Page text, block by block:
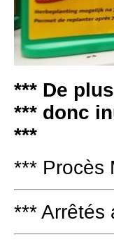
*** De
*** donc
***
*** Procès
*** Arrêtés